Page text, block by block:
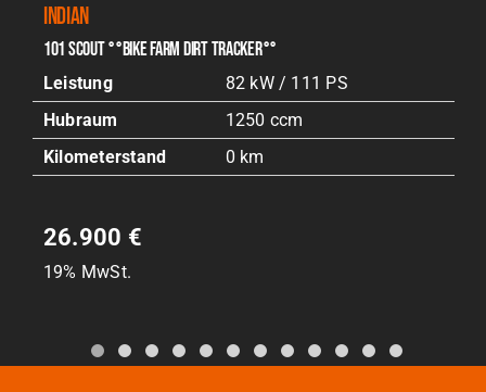
Indian
101 SCOUT °°BIKE FARM DIRT TRACKER°°
Leistung
82 kW / 111 PS
Hubraum
1250 ccm
Kilometerstand
0 km
26.900 €
19% MwSt.